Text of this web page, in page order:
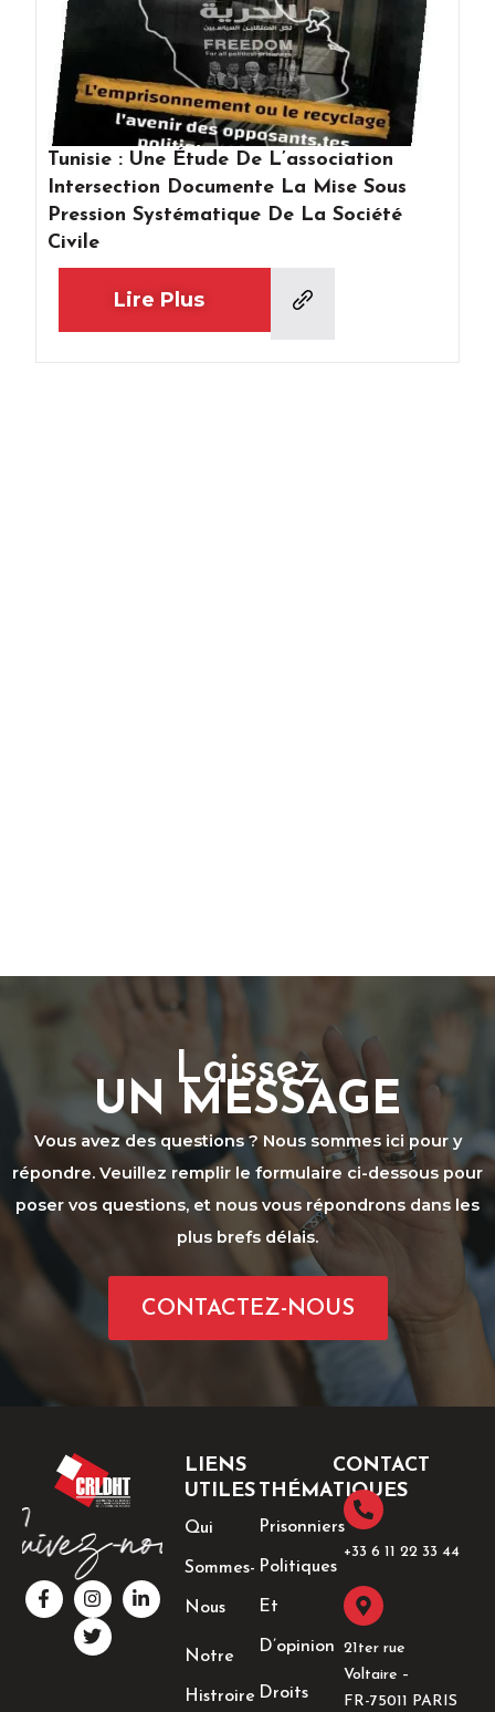
Tunisie : Une Étude De L’association
Intersection Documente La Mise Sous
Pression Systématique De La Société
Civile
Lire Plus
Laissez
UN MESSAGE
Vous avez des questions ? Nous sommes ici pour y
répondre. Veuillez remplir le formulaire ci-dessous pour
poser vos questions, et nous vous répondrons dans les
plus brefs délais.
CONTACTEZ-NOUS
F
a
c
I
n
s
t
a
L
i
n
T
w
i
t
t
LIENS
UTILES
Qui
Sommes-
Nous
Notre
Histroire
THÉMATIQUES
Prisonniers
Politiques
Et
D’opinion
Droits
CONTACT
+33 6 11 22 33 44​
21ter rue
Voltaire –
FR-75011 PARIS